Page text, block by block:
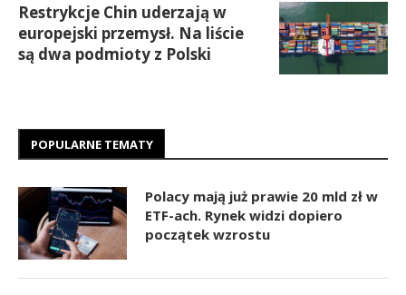
Restrykcje Chin uderzają w
europejski przemysł. Na liście
są dwa podmioty z Polski
POPULARNE TEMATY
Polacy mają już prawie 20 mld zł w
ETF-ach. Rynek widzi dopiero
początek wzrostu